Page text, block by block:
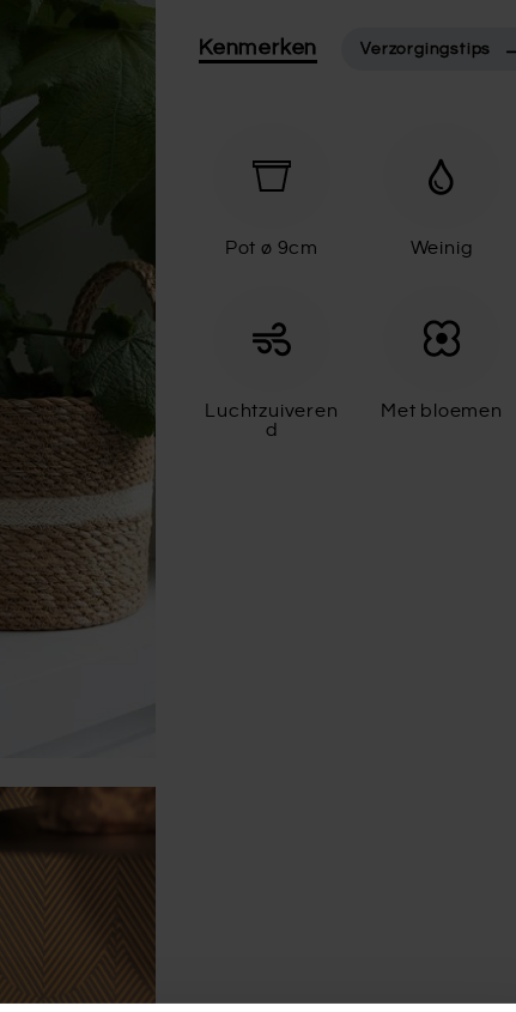
Kenmerken Verzorgingstips
Pot ø 9cm Weinig
Luchtzuiveren
d
Met bloemen